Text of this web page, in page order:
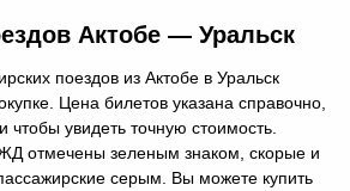
Актобе — Уральск
поездов из Актобе в Уральск
Цена билетов указана справочно,
чтобы увидеть точную стоимость.
отмечены зеленым знаком, скорые и
серым. Вы можете купить